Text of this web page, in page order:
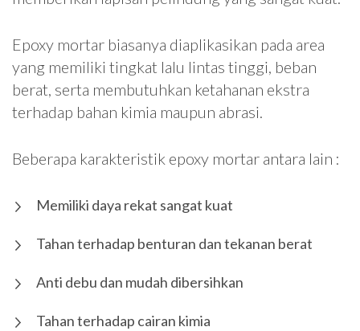
Epoxy mortar biasanya diaplikasikan pada area
yang memiliki tingkat lalu lintas tinggi, beban
berat, serta membutuhkan ketahanan ekstra
terhadap bahan kimia maupun abrasi.
Beberapa karakteristik epoxy mortar antara lain :
Memiliki daya rekat sangat kuat
Tahan terhadap benturan dan tekanan berat
Anti debu dan mudah dibersihkan
Tahan terhadap cairan kimia